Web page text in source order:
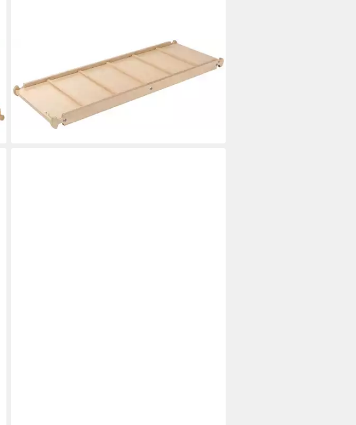
Klettergerüst Kletterbrett »Kari«, Made in Europe
59,99 € UVP99,00 €
nur diesen Monat
-39%
lieferbar - in 6-8 Werktagen bei dir